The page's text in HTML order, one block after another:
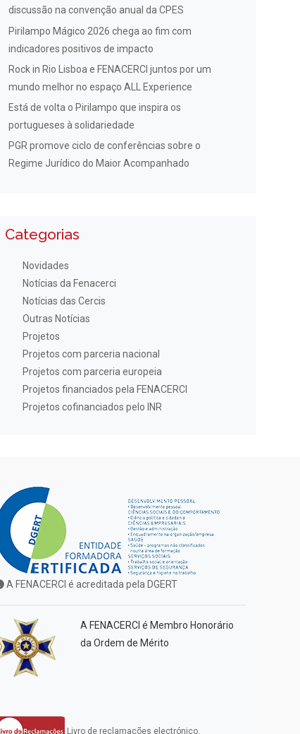
discussão na convenção anual da CPES
Pirilampo Mágico 2026 chega ao fim com
indicadores positivos de impacto
Rock in Rio Lisboa e FENACERCI juntos por um
mundo melhor no espaço ALL Experience
Está de volta o Pirilampo que inspira os
portugueses à solidariedade
PGR promove ciclo de conferências sobre o
Regime Jurídico do Maior Acompanhado
Categorias
Novidades
Notícias da Fenacerci
Notícias das Cercis
Outras Notícias
Projetos
Projetos com parceria nacional
Projetos com parceria europeia
Projetos financiados pela FENACERCI
Projetos cofinanciados pelo INR
A FENACERCI é acreditada pela DGERT
A FENACERCI é Membro Honorário
da Ordem de Mérito
Livro de reclamações electrónico.